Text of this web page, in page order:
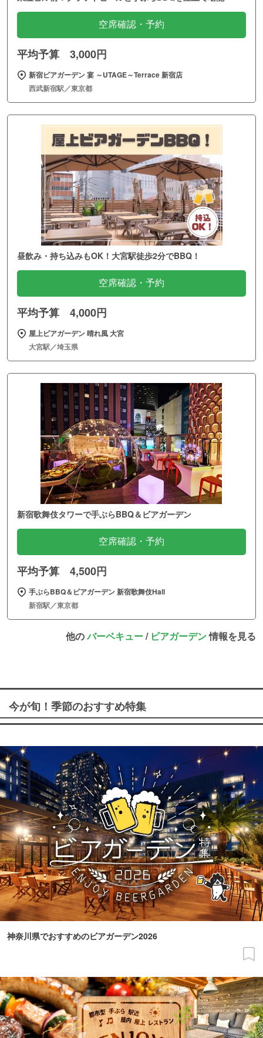
空席確認・予約
平均予算 3,000円
新宿ビアガーデン 宴 ～UTAGE～Terrace 新宿店
西武新宿駅／東京都
昼飲み・持ち込みもOK！大宮駅徒歩2分でBBQ！
空席確認・予約
平均予算 4,000円
屋上ビアガーデン 晴れ風 大宮
大宮駅／埼玉県
新宿歌舞伎タワーで手ぶらBBQ＆ビアガーデン
空席確認・予約
平均予算 4,500円
手ぶらBBQ＆ビアガーデン 新宿歌舞伎Hall
新宿駅／東京都
他のバーベキュー/ ビアガーデン情報を見る
今が旬！季節のおすすめ特集
神奈川県でおすすめのビアガーデン2026